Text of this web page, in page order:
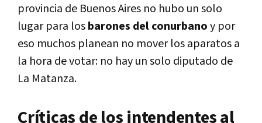
provincia de Buenos Aires no hubo un solo
lugar para losbarones del conurbanoy por
eso muchos planean no mover los aparatos a
la hora de votar: no hay un solo diputado de
La Matanza.
Críticas de los intendentes al